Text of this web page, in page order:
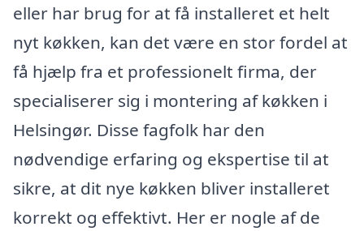
eller har brug for at få installeret et helt
nyt køkken, kan det være en stor fordel at
få hjælp fra et professionelt firma, der
specialiserer sig i montering af køkken i
Helsingør. Disse fagfolk har den
nødvendige erfaring og ekspertise til at
sikre, at dit nye køkken bliver installeret
korrekt og effektivt. Her er nogle af de